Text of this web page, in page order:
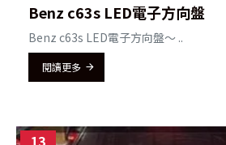
Benz c63s LED電子方向盤
Benz c63s LED電子方向盤～ ..
閱讀更多
13